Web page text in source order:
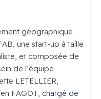
géographique
une start-up à taille
et composée de
de l’équipe
LETELLIER,
FAGOT, chargé de